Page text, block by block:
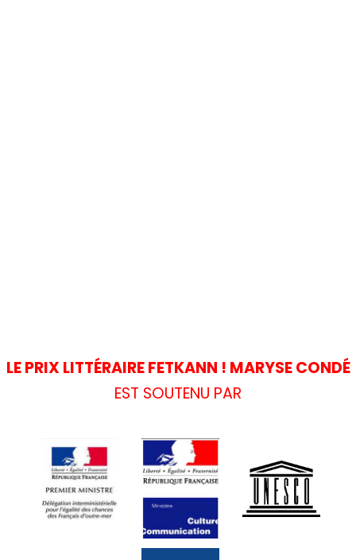
LE PRIX LITTÉRAIRE FETKANN ! MARYSE CONDÉ
EST SOUTENU PAR